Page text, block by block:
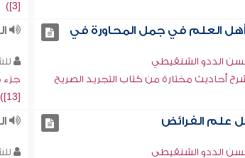
[3])
أهل العلم في جمل المحاورة في
الددو الشنقيطي
أحاديث مختارة من كتاب التجريد الصريح
جزء
[13])
علم الفرائض
الددو الشنقيطي